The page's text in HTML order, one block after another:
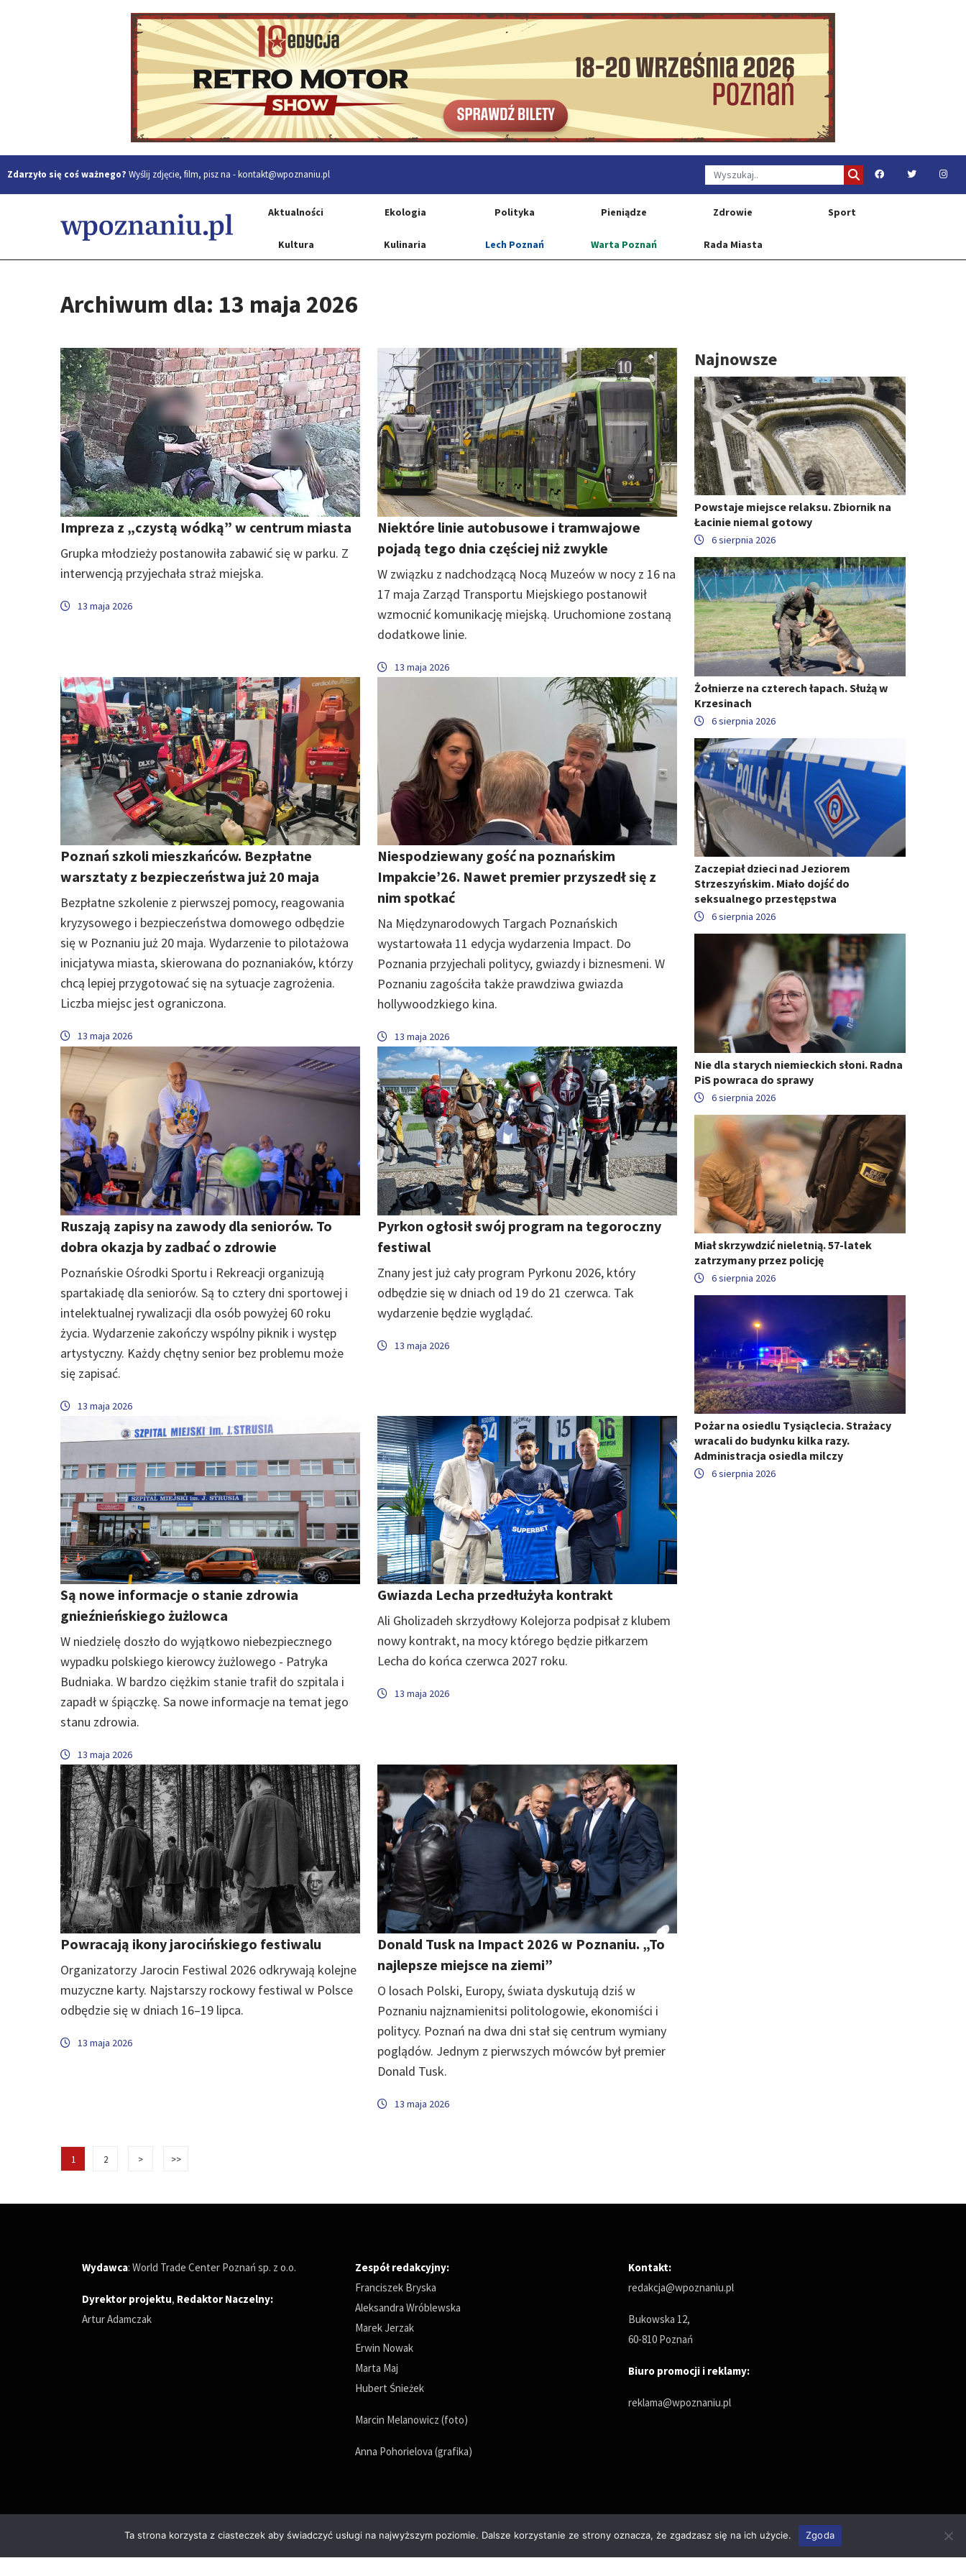
Zdarzyło się coś ważnego? Wyślij zdjęcie, film, pisz na -kontakt@wpoznaniu.pl
Aktualności Ekologia Polityka Pieniądze Zdrowie Sport
Kultura Kulinaria Lech Poznań Warta Poznań Rada Miasta
Archiwum dla: 13 maja 2026
Impreza z „czystą wódką” w centrum miasta
Grupka młodzieży postanowiła zabawić się w parku. Z
interwencją przyjechała straż miejska.
13 maja 2026
Niektóre linie autobusowe i tramwajowe
pojadą tego dnia częściej niż zwykle
W związku z nadchodzącą Nocą Muzeów w nocy z 16 na
17 maja Zarząd Transportu Miejskiego postanowił
wzmocnić komunikację miejską. Uruchomione zostaną
dodatkowe linie.
13 maja 2026
Poznań szkoli mieszkańców. Bezpłatne
warsztaty z bezpieczeństwa już 20 maja
Bezpłatne szkolenie z pierwszej pomocy, reagowania
kryzysowego i bezpieczeństwa domowego odbędzie
się w Poznaniu już 20 maja. Wydarzenie to pilotażowa
inicjatywa miasta, skierowana do poznaniaków, którzy
chcą lepiej przygotować się na sytuacje zagrożenia.
Liczba miejsc jest ograniczona.
13 maja 2026
Niespodziewany gość na poznańskim
Impakcie’26. Nawet premier przyszedł się z
nim spotkać
Na Międzynarodowych Targach Poznańskich
wystartowała 11 edycja wydarzenia Impact. Do
Poznania przyjechali politycy, gwiazdy i biznesmeni. W
Poznaniu zagościła także prawdziwa gwiazda
hollywoodzkiego kina.
13 maja 2026
Ruszają zapisy na zawody dla seniorów. To
dobra okazja by zadbać o zdrowie
Poznańskie Ośrodki Sportu i Rekreacji organizują
spartakiadę dla seniorów. Są to cztery dni sportowej i
intelektualnej rywalizacji dla osób powyżej 60 roku
życia. Wydarzenie zakończy wspólny piknik i występ
artystyczny. Każdy chętny senior bez problemu może
się zapisać.
13 maja 2026
Pyrkon ogłosił swój program na tegoroczny
festiwal
Znany jest już cały program Pyrkonu 2026, który
odbędzie się w dniach od 19 do 21 czerwca. Tak
wydarzenie będzie wyglądać.
13 maja 2026
Są nowe informacje o stanie zdrowia
gnieźnieńskiego żużlowca
W niedzielę doszło do wyjątkowo niebezpiecznego
wypadku polskiego kierowcy żużlowego - Patryka
Budniaka. W bardzo ciężkim stanie trafił do szpitala i
zapadł w śpiączkę. Sa nowe informacje na temat jego
stanu zdrowia.
13 maja 2026
Gwiazda Lecha przedłużyła kontrakt
Ali Gholizadeh skrzydłowy Kolejorza podpisał z klubem
nowy kontrakt, na mocy którego będzie piłkarzem
Lecha do końca czerwca 2027 roku.
13 maja 2026
Powracają ikony jarocińskiego festiwalu
Organizatorzy Jarocin Festiwal 2026 odkrywają kolejne
muzyczne karty. Najstarszy rockowy festiwal w Polsce
odbędzie się w dniach 16–19 lipca.
13 maja 2026
Donald Tusk na Impact 2026 w Poznaniu. „To
najlepsze miejsce na ziemi”
O losach Polski, Europy, świata dyskutują dziś w
Poznaniu najznamienitsi politologowie, ekonomiści i
politycy. Poznań na dwa dni stał się centrum wymiany
poglądów. Jednym z pierwszych mówców był premier
Donald Tusk.
13 maja 2026
1 2 > >>
Najnowsze
Powstaje miejsce relaksu. Zbiornik na
Łacinie niemal gotowy
6 sierpnia 2026
Żołnierze na czterech łapach. Służą w
Krzesinach
6 sierpnia 2026
Zaczepiał dzieci nad Jeziorem
Strzeszyńskim. Miało dojść do
seksualnego przestępstwa
6 sierpnia 2026
Nie dla starych niemieckich słoni. Radna
PiS powraca do sprawy
6 sierpnia 2026
Miał skrzywdzić nieletnią. 57-latek
zatrzymany przez policję
6 sierpnia 2026
Pożar na osiedlu Tysiąclecia. Strażacy
wracali do budynku kilka razy.
Administracja osiedla milczy
6 sierpnia 2026
Wydawca: World Trade Center Poznań sp. z o.o.
Dyrektor projektu, Redaktor Naczelny:
Artur Adamczak
Zespół redakcyjny:
Franciszek Bryska
Aleksandra Wróblewska
Marek Jerzak
Erwin Nowak
Marta Maj
Hubert Śnieżek
Marcin Melanowicz (foto)
Anna Pohorielova (grafika)
Kontakt:
redakcja@wpoznaniu.pl
Bukowska 12,
60-810 Poznań
Biuro promocji i reklamy:
reklama@wpoznaniu.pl
Ta strona korzysta z ciasteczek aby świadczyć usługi na najwyższym poziomie. Dalsze korzystanie ze strony oznacza, że zgadzasz się na ich użycie. Zgoda